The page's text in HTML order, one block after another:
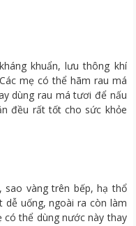
khuẩn, lưu thông khí
mẹ có thể hãm rau má
dùng rau má tươi để nấu
đều rất tốt cho sức khỏe
sao vàng trên bếp, hạ thổ
dễ uống, ngoài ra còn làm
thể dùng nước này thay